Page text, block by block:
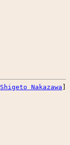
Shigeto Nakazawa ]